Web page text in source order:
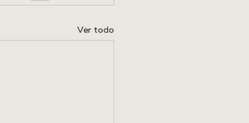
Ver todo